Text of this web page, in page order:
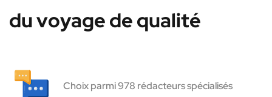
du voyage de qualité
Choix parmi 978 rédacteurs spécialisés